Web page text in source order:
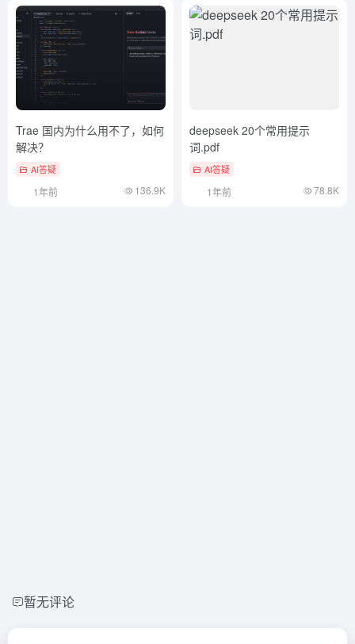
Trae 国内为什么用不了，如何
解决？
AI答疑
1年前 136.9K
deepseek 20个常用提示
词.pdf
AI答疑
1年前 78.8K
暂无评论